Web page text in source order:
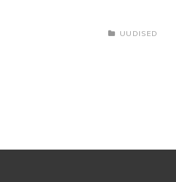
CATEGORIES
UUDISED